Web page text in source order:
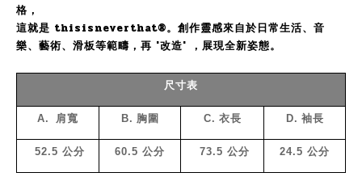
格，
這就是 thisisneverthat®。創作靈感來自於日常生活、音
樂、藝術、滑板等範疇，再 '改造' ，展現全新姿態。
尺寸表
A. 肩寬 B. 胸圍 C. 衣長 D. 袖長
52.5 公分 60.5 公分 73.5 公分 24.5 公分